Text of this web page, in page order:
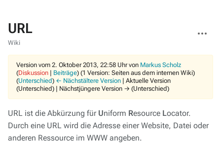
URL
Wiki
Aktionen
Version vom 2. Oktober 2013, 22:58 Uhr von Markus Scholz
(Diskussion | Beiträge) (1 Version: Seiten aus dem internen Wiki)
(Unterschied) ← Nächstältere Version | Aktuelle Version
(Unterschied) | Nächstjüngere Version → (Unterschied)
URL ist die Abkürzung für Uniform Resource Locator.
Durch eine URL wird die Adresse einer Website, Datei oder
anderen Ressource im WWW angeben.